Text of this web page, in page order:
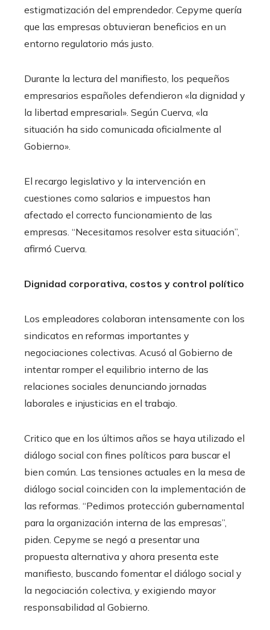
estigmatización del emprendedor. Cepyme quería
que las empresas obtuvieran beneficios en un
entorno regulatorio más justo.
Durante la lectura del manifiesto, los pequeños
empresarios españoles defendieron «la dignidad y
la libertad empresarial». Según Cuerva, «la
situación ha sido comunicada oficialmente al
Gobierno».
El recargo legislativo y la intervención en
cuestiones como salarios e impuestos han
afectado el correcto funcionamiento de las
empresas. “Necesitamos resolver esta situación”,
afirmó Cuerva.
Dignidad corporativa, costos y control político
Los empleadores colaboran intensamente con los
sindicatos en reformas importantes y
negociaciones colectivas. Acusó al Gobierno de
intentar romper el equilibrio interno de las
relaciones sociales denunciando jornadas
laborales e injusticias en el trabajo.
Critico que en los últimos años se haya utilizado el
diálogo social con fines políticos para buscar el
bien común. Las tensiones actuales en la mesa de
diálogo social coinciden con la implementación de
las reformas. “Pedimos protección gubernamental
para la organización interna de las empresas”,
piden. Cepyme se negó a presentar una
propuesta alternativa y ahora presenta este
manifiesto, buscando fomentar el diálogo social y
la negociación colectiva, y exigiendo mayor
responsabilidad al Gobierno.